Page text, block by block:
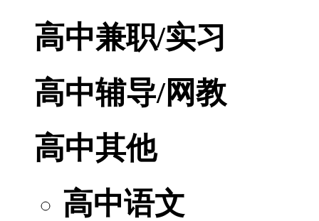
高中兼职/实习
高中辅导/网教
高中其他
高中语文